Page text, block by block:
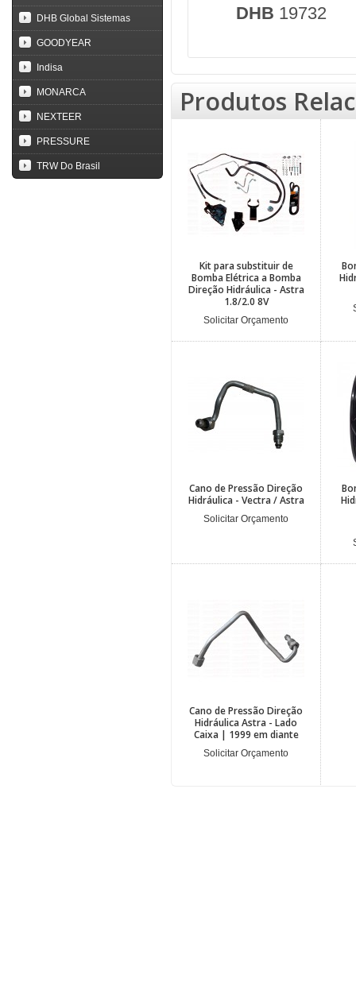
DHB Global Sistemas
GOODYEAR
Indisa
MONARCA
NEXTEER
PRESSURE
TRW Do Brasil
DHB 19732
Produtos
Kit para substituir de
Bomba Elétrica a Bomba
Direção Hidráulica - Astra
1.8/2.0 8V
Solicitar Orçamento
Cano de Pressão Direção
Hidráulica - Vectra / Astra
Solicitar Orçamento
Cano de Pressão Direção
Hidráulica Astra - Lado
Caixa | 1999 em diante
Solicitar Orçamento